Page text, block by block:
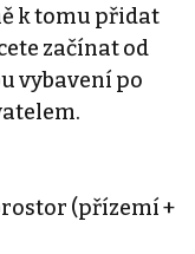
k tomu přidat
začínat od
vybavení po
(přízemí +